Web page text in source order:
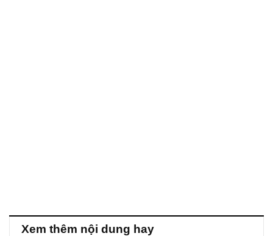
Xem thêm nội dung hay